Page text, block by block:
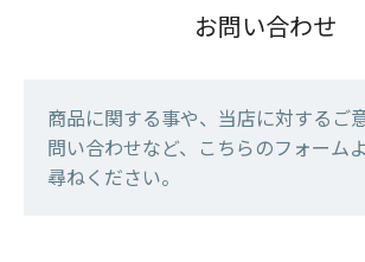
お問い合わせ
商品に関する事や、当店に対するご
問い合わせなど、こちらのフォーム
尋ねください。